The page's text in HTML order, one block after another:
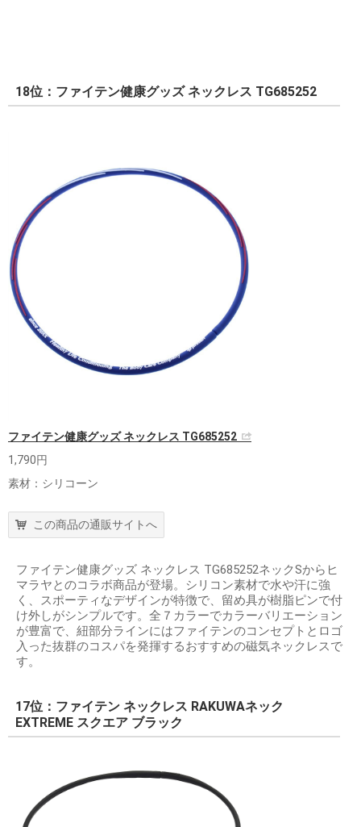
18位：ファイテン健康グッズ ネックレス TG685252
ファイテン健康グッズ ネックレス TG685252
1,790円
素材：シリコーン
この商品の通販サイトへ
ファイテン健康グッズ ネックレス TG685252ネックSからヒ
マラヤとのコラボ商品が登場。シリコン素材で水や汗に強
く、スポーティなデザインが特徴で、留め具が樹脂ピンで付
け外しがシンプルです。全７カラーでカラーバリエーション
が豊富で、紐部分ラインにはファイテンのコンセプトとロゴ
入った抜群のコスパを発揮するおすすめの磁気ネックレスで
す。
17位：ファイテン ネックレス RAKUWAネック
EXTREME スクエア ブラック